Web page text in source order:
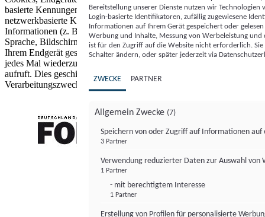
basierte Kennungen, zufällig generierte Kennungen,
netzwerkbasierte Kennungen) können zusammen mit anderen
Informationen (z. B. Browsertyp und Browserinformationen,
Sprache, Bildschirmgröße, unterstützte Technologien usw.) auf
Ihrem Endgerät gespeichert oder von dort ausgelesen werden, um es
jedes Mal wiederzuerkennen, wenn es eine App oder einer Webseite
aufruft. Dies geschieht für einen oder mehrere der hier aufgeführten
Verarbeitungszwecke.
Bereitstellung unserer Dienste nutzen wir Technologien
Login-basierte Identifikatoren, zufällig zugewiesene
Informationen auf Ihrem Gerät gespeichert oder
Werbung und Inhalte, Messung von Werbeleistung
ist für den Zugriff auf die Website nicht erforderlich.
Schalter ändern, oder später jederzeit via
ZWECKE PARTNER
Allgemein Zwecke (7)
Speichern von oder Zugriff auf Informationen auf
3 Partner
Verwendung reduzierter Daten zur Auswahl von
1 Partner
- mit berechtigtem Interesse
1 Partner
Erstellung von Profilen für personalisierte
FONDS professionell